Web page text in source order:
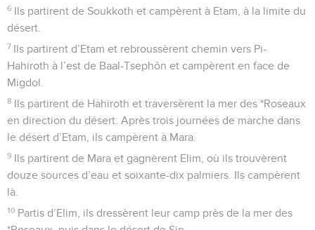
6 Ils partirent de Soukkoth et campèrent à Etam, à la limite du
désert.
7 Ils partirent d’Etam et rebroussèrent chemin vers Pi-
Hahiroth à l’est de Baal-Tsephôn et campèrent en face de
Migdol.
8 Ils partirent de Hahiroth et traversèrent la mer des *Roseaux
en direction du désert. Après trois journées de marche dans
le désert d’Etam, ils campèrent à Mara.
9 Ils partirent de Mara et gagnèrent Elim, où ils trouvèrent
douze sources d’eau et soixante-dix palmiers. Ils campèrent
là.
10 Partis d’Elim, ils dressèrent leur camp près de la mer des